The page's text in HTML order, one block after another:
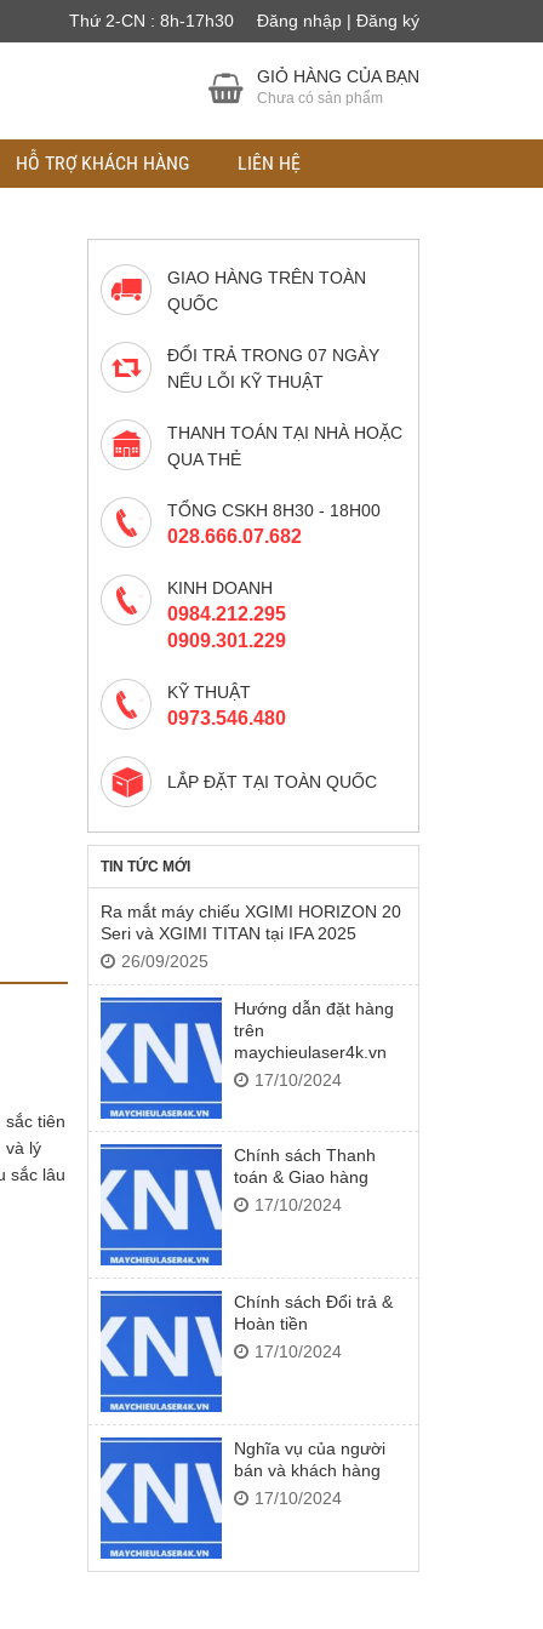
Thứ 2-CN : 8h-17h30 Đăng nhập | Đăng ký
GIỎ HÀNG CỦA BẠN
Chưa có sản phẩm
HỖ TRỢ KHÁCH HÀNG LIÊN HỆ
VND.
tiên
và lý
sắc lâu
GIAO HÀNG TRÊN TOÀN
QUỐC
ĐỔI TRẢ TRONG 07 NGÀY
NẾU LỖI KỸ THUẬT
THANH TOÁN TẠI NHÀ HOẶC
QUA THẺ
TỔNG CSKH 8H30 - 18H00
028.666.07.682
KINH DOANH
0984.212.295
0909.301.229
KỸ THUẬT
0973.546.480
LẮP ĐẶT TẠI TOÀN QUỐC
TIN TỨC MỚI
Ra mắt máy chiếu XGIMI HORIZON 20
Seri và XGIMI TITAN tại IFA 2025
26/09/2025
Hướng dẫn đặt hàng
trên
maychieulaser4k.vn
17/10/2024
Chính sách Thanh
toán & Giao hàng
17/10/2024
Chính sách Đổi trả &
Hoàn tiền
17/10/2024
Nghĩa vụ của người
bán và khách hàng
17/10/2024